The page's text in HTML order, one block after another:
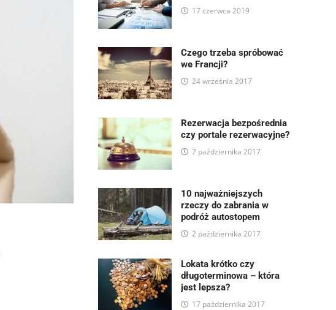
17 czerwca 2019
Czego trzeba spróbować
we Francji?
24 września 2017
Rezerwacja bezpośrednia
czy portale rezerwacyjne?
7 października 2017
10 najważniejszych
rzeczy do zabrania w
podróż autostopem
2 października 2017
Lokata krótko czy
długoterminowa – która
jest lepsza?
17 października 2017